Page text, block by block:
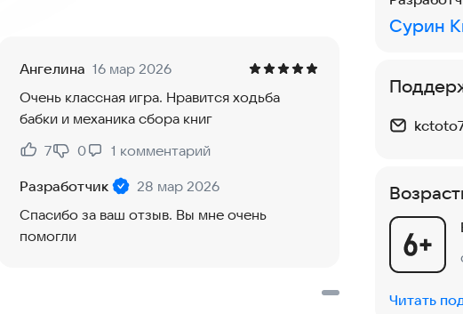
Ангелина 16 мар 2026
Очень классная игра. Нравится ходьба
бабки и механика сбора книг
Нравится:
7
Не нравится:
0 1 комментарий
Разработчик
28 мар 2026
Спасибо за ваш отзыв. Вы мне очень
помогли
Сурин
Читать